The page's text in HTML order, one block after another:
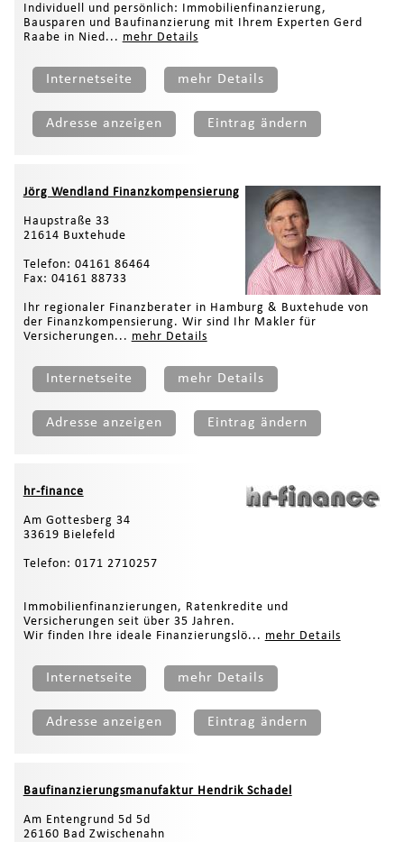
Individuell und persönlich: Immobilienfinanzierung,
Bausparen und Baufinanzierung mit Ihrem Experten Gerd
Raabe in Nied... mehr Details
Internetseite mehr Details
Adresse anzeigen Eintrag ändern
Jörg Wendland Finanzkompensierung
Haupstraße 33
21614 Buxtehude
Telefon: 04161 86464
Fax: 04161 88733
Ihr regionaler Finanzberater in Hamburg & Buxtehude von
der Finanzkompensierung. Wir sind Ihr Makler für
Versicherungen... mehr Details
Internetseite mehr Details
Adresse anzeigen Eintrag ändern
hr-finance
Am Gottesberg 34
33619 Bielefeld
Telefon: 0171 2710257
Immobilienfinanzierungen, Ratenkredite und
Versicherungen seit über 35 Jahren.
Wir finden Ihre ideale Finanzierungslö... mehr Details
Internetseite mehr Details
Adresse anzeigen Eintrag ändern
Baufinanzierungsmanufaktur Hendrik Schadel
Am Entengrund 5d 5d
26160 Bad Zwischenahn